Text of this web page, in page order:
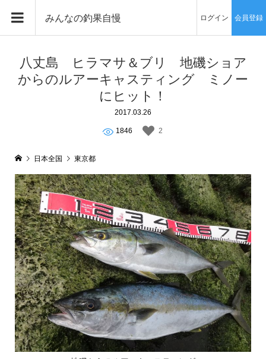
みんなの釣果自慢 ログイン 会員登録
八丈島 ヒラマサ＆ブリ 地磯ショア
からのルアーキャスティング ミノー
にヒット！
2017.03.26
1846 2
日本全国 東京都